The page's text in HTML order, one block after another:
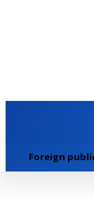
Foreign